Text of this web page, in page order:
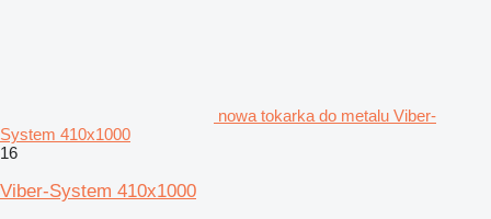
nowa tokarka do metalu Viber-
System 410x1000
16
Viber-System 410x1000